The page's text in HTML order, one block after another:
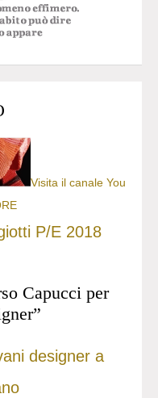
Visita il canale You
P/E 2018
Capucci per
designer a